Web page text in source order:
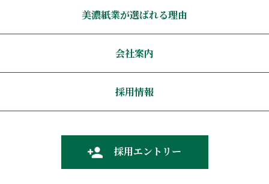
美濃紙業が選ばれる理由
会社案内
採用情報
採用エントリー